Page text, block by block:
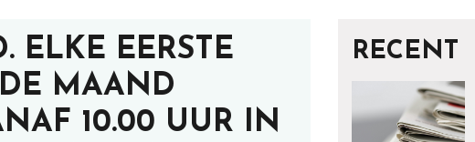
ELKE EERSTE
MAAND
10.00 UUR IN
RECENT